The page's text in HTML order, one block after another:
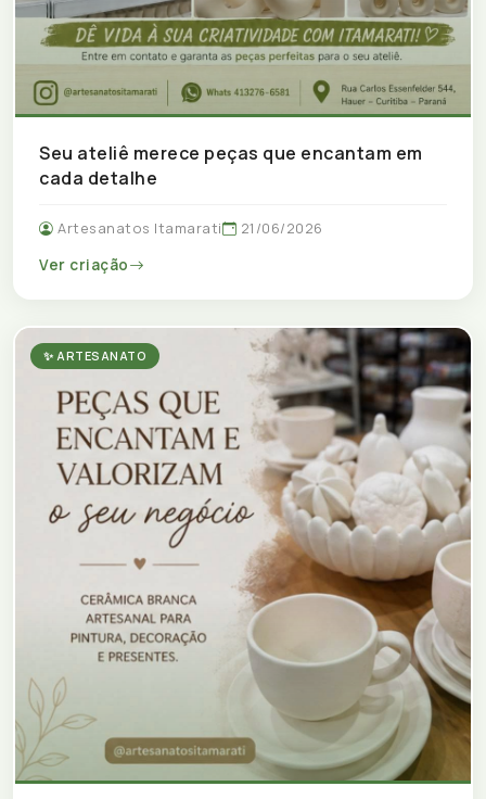
Seu ateliê merece peças que encantam em
cada detalhe
Artesanatos Itamarati
21/06/2026
Ver criação
✨ ARTESANATO